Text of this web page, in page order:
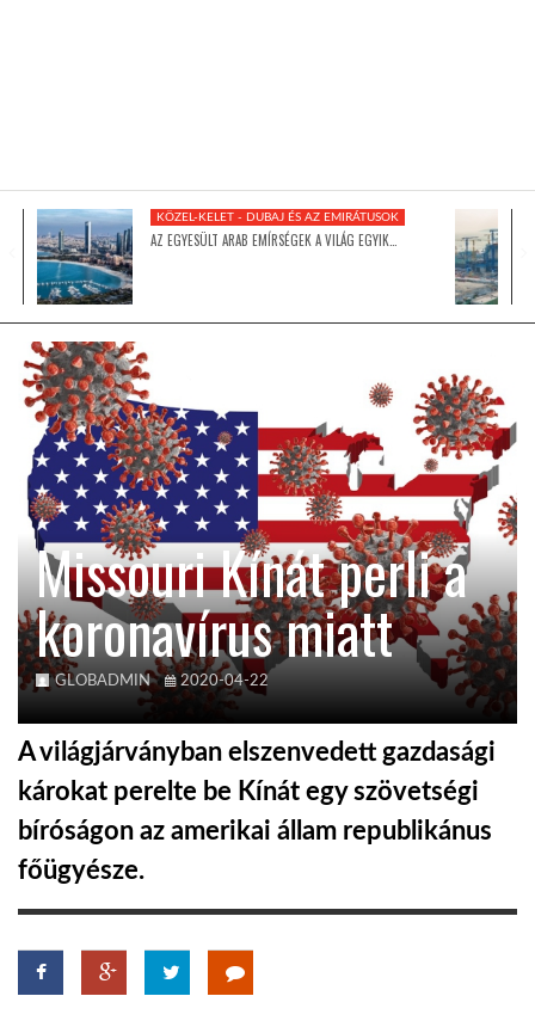
GLOBOTV BP
HÍR3D
TROPICALMAGAZIN
GLOBOTV
AFRIKA TUDÁSTÁR
A NAP SZÉPE
LINKTR.EE
GLOBOZSARU
DOBRAVERO.HU
KÖZEL-KELET - DUBAJ ÉS AZ EMIRÁTUSOK
AZ EGYESÜLT ARAB EMÍRSÉGEK A VILÁG EGYIK…
Missouri Kínát perli a
koronavírus miatt
GLOBADMIN 2020-04-22
A világjárványban elszenvedett gazdasági
károkat perelte be Kínát egy szövetségi
bíróságon az amerikai állam republikánus
főügyésze.